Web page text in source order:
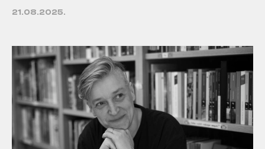
21.08.2025.